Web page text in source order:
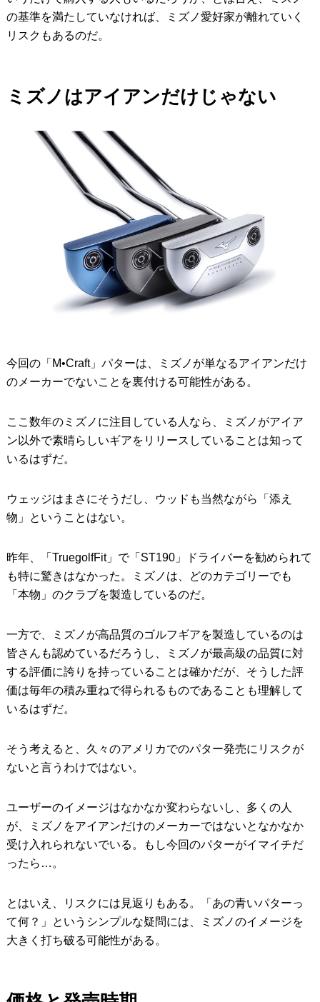
の基準を満たしていなければ、ミズノ愛好家が離れていく
リスクもあるのだ。
ミズノはアイアンだけじゃない
今回の「M•Craft」パターは、ミズノが単なるアイアンだけ
のメーカーでないことを裏付ける可能性がある。
ここ数年のミズノに注目している人なら、ミズノがアイア
ン以外で素晴らしいギアをリリースしていることは知って
いるはずだ。
ウェッジはまさにそうだし、ウッドも当然ながら「添え
物」ということはない。
昨年、「TruegolfFit」で「ST190」ドライバーを勧められて
も特に驚きはなかった。ミズノは、どのカテゴリーでも
「本物」のクラブを製造しているのだ。
一方で、ミズノが高品質のゴルフギアを製造しているのは
皆さんも認めているだろうし、ミズノが最高級の品質に対
する評価に誇りを持っていることは確かだが、そうした評
価は毎年の積み重ねで得られるものであることも理解して
いるはずだ。
そう考えると、久々のアメリカでのパター発売にリスクが
ないと言うわけではない。
ユーザーのイメージはなかなか変わらないし、多くの人
が、ミズノをアイアンだけのメーカーではないとなかなか
受け入れられないでいる。もし今回のパターがイマイチだ
ったら…。
とはいえ、リスクには見返りもある。「あの青いパターっ
て何？」というシンプルな疑問には、ミズノのイメージを
大きく打ち破る可能性がある。